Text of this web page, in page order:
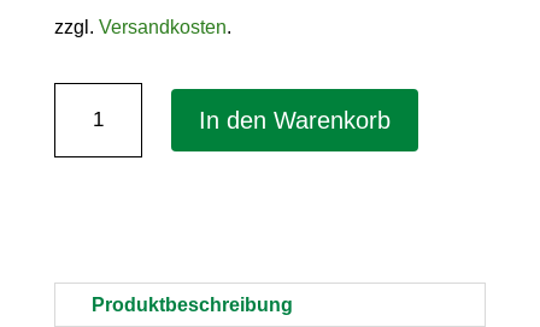
zzgl. Versandkosten.
In den Warenkorb
Produktbeschreibung